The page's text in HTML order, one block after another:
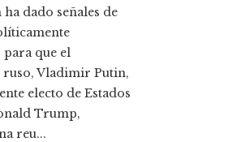
dado señales de
que el
ruso, Vladimir Putin,
electo de Estados
Trump,
reu...